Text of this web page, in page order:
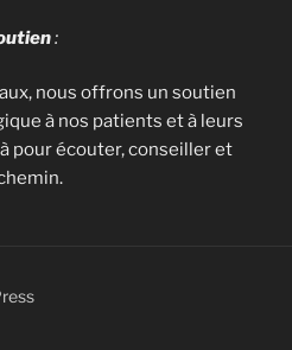
:
nous offrons un soutien
à nos patients et à leurs
pour écouter, conseiller et